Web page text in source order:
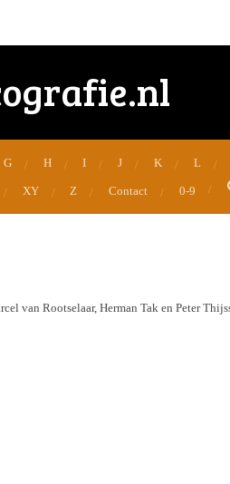
G H I J K L
XY Z Contact 0-9
van Rootselaar, Herman Tak en Peter